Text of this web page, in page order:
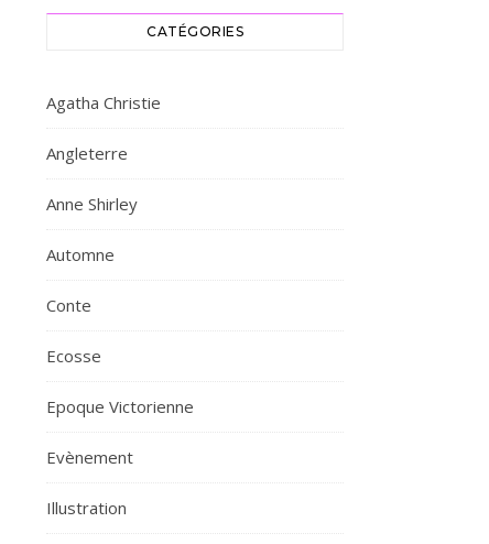
CATÉGORIES
Agatha Christie
Angleterre
Anne Shirley
Automne
Conte
Ecosse
Epoque Victorienne
Evènement
Illustration